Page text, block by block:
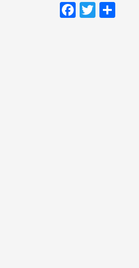
Facebook
Twitter